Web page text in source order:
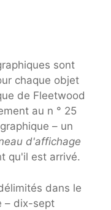
sont
chaque objet
de Fleetwood
au n ° 25
– un
d'affichage
qu'il est arrivé.
dans le
– dix-sept